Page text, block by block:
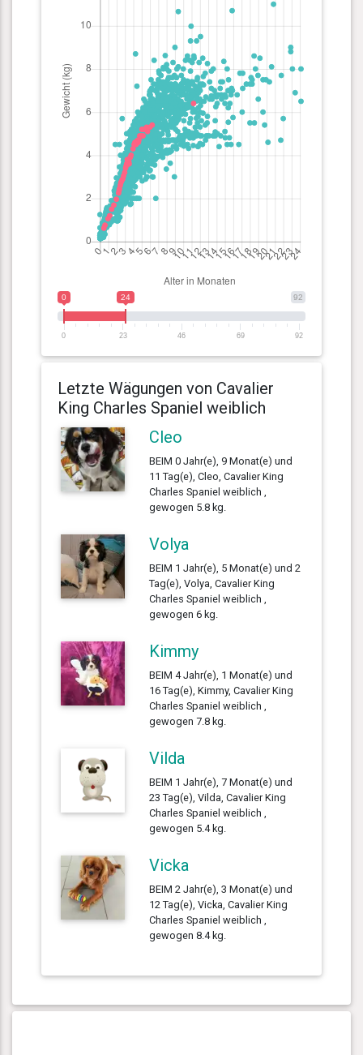
92
0 24
0 23 46 69 92
Letzte Wägungen von Cavalier
King Charles Spaniel weiblich
Cleo
BEIM 0 Jahr(e), 9 Monat(e) und
11 Tag(e), Cleo, Cavalier King
Charles Spaniel weiblich ,
gewogen 5.8 kg.
Volya
BEIM 1 Jahr(e), 5 Monat(e) und 2
Tag(e), Volya, Cavalier King
Charles Spaniel weiblich ,
gewogen 6 kg.
Kimmy
BEIM 4 Jahr(e), 1 Monat(e) und
16 Tag(e), Kimmy, Cavalier King
Charles Spaniel weiblich ,
gewogen 7.8 kg.
Vilda
BEIM 1 Jahr(e), 7 Monat(e) und
23 Tag(e), Vilda, Cavalier King
Charles Spaniel weiblich ,
gewogen 5.4 kg.
Vicka
BEIM 2 Jahr(e), 3 Monat(e) und
12 Tag(e), Vicka, Cavalier King
Charles Spaniel weiblich ,
gewogen 8.4 kg.